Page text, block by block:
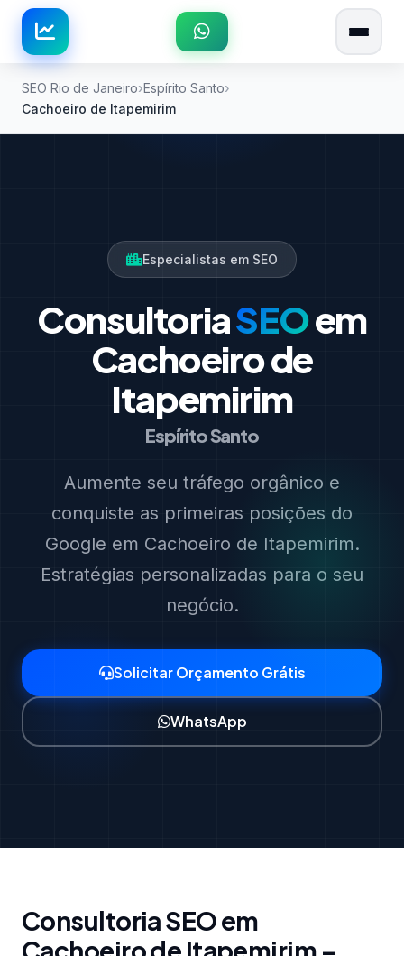
SEO Rio de Janeiro Espírito Santo
Cachoeiro de Itapemirim
Especialistas em SEO
ConsultoriaSEOem
Cachoeiro de
Itapemirim
Espírito Santo
Aumente seu tráfego orgânico e
conquiste as primeiras posições do
Google em Cachoeiro de Itapemirim.
Estratégias personalizadas para o seu
negócio.
Solicitar Orçamento Grátis
WhatsApp
Consultoria SEO em